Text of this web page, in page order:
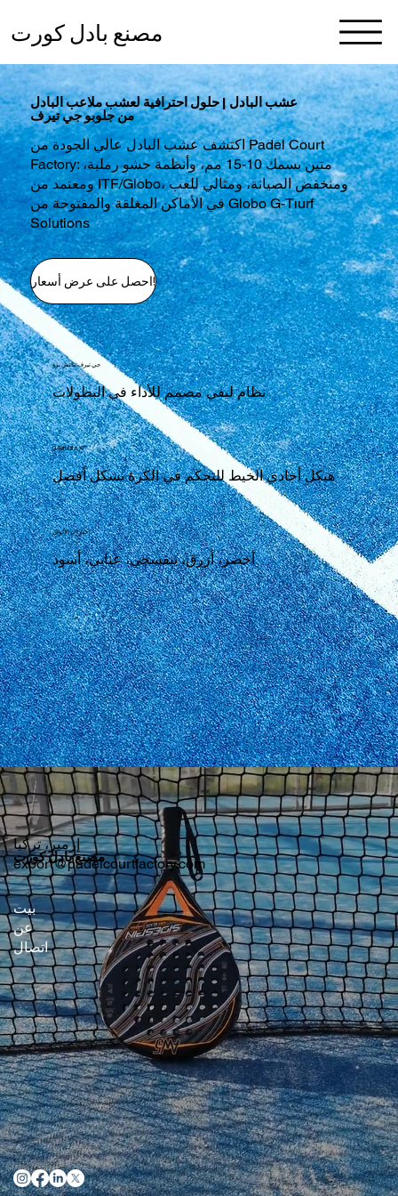
مصنع بادل كورت
عشب البادل | حلول احترافية لعشب ملاعب البادل
من جلوبو جي تيرف
اكتشف عشب البادل عالي الجودة من Padel Court
Factory: متين بسمك 10-15 مم، وأنظمة حشو رملية،
ومعتمد من ITF/Globo، ومنخفض الصيانة، ومثالي للعب
في الأماكن المغلقة والمفتوحة من Globo G-Tıurf
Solutions
احصل على عرض أسعار!
جي تيرف ماتش برو
نظام ليفي مصمم للأداء في البطولات
G‑Turf Elite XP
هيكل أحادي الخيط للتحكم في الكرة بشكل أفضل
خيارات الألوان
أخضر، أزرق، بنفسجي، عنابي، أسود
إزمير، تركيا
export@padelcourtfactory.com
مصنع بادل كورت
بيت
عن
اتصال